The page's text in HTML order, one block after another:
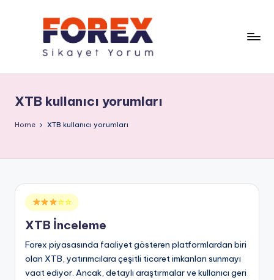
XTB kullanıcı yorumları
Home XTB kullanıcı yorumları
Posted
in
☆☆
XTB İnceleme
Forex piyasasında faaliyet gösteren platformlardan biri
olan XTB, yatırımcılara çeşitli ticaret imkanları sunmayı
vaat ediyor. Ancak, detaylı araştırmalar ve kullanıcı geri